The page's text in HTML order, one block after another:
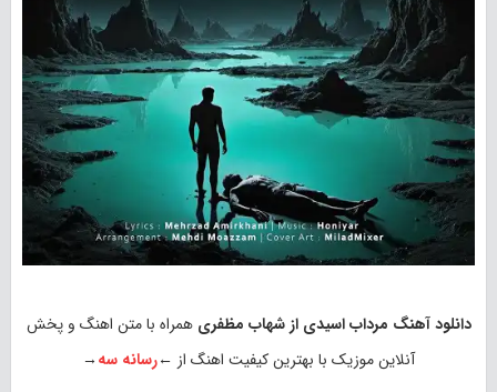
دانلود آهنگ مرداب اسیدی از شهاب مظفریهمراه با متن اهنگ و پخش
آنلاین موزیک با بهترین کیفیت اهنگ از ←رسانه سه→